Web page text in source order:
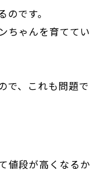
です。
ちゃんを育ててい
で、これも問題で
値段が高くなるか